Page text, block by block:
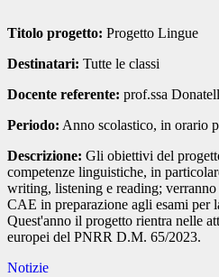
Titolo progetto: Progetto Lingue
Destinatari: Tutte le classi
Docente referente: prof.ssa
Periodo: Anno scolastico, in orario
Descrizione: Gli obiettivi del
competenze linguistiche, in
writing, listening e reading;
CAE in preparazione agli esami per
Quest'anno il progetto rientra nelle
europei del PNRR D.M. 65/2023.
Notizie